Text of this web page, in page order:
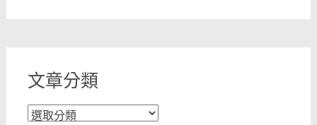
文章分類
文